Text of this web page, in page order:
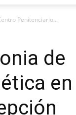
Penitenciario...
de
en